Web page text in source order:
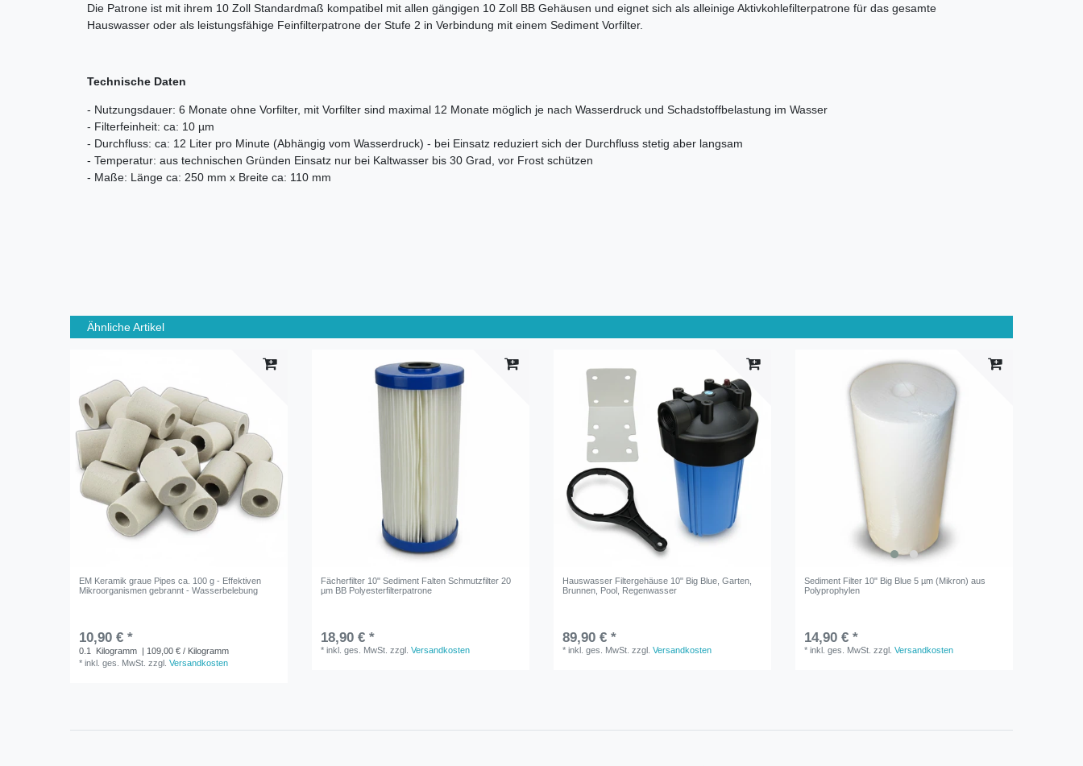
Die Patrone ist mit ihrem 10 Zoll Standardmaß kompatibel mit allen gängigen 10 Zoll BB Gehäusen und eignet sich als alleinige Aktivkohlefilterpatrone für das gesamte
Hauswasser oder als leistungsfähige Feinfilterpatrone der Stufe 2 in Verbindung mit einem Sediment Vorfilter.
Technische Daten
- Nutzungsdauer: 6 Monate ohne Vorfilter, mit Vorfilter sind maximal 12 Monate möglich je nach Wasserdruck und Schadstoffbelastung im Wasser
- Filterfeinheit: ca: 10 µm
- Durchfluss: ca: 12 Liter pro Minute (Abhängig vom Wasserdruck) - bei Einsatz reduziert sich der Durchfluss stetig aber langsam
- Temperatur: aus technischen Gründen Einsatz nur bei Kaltwasser bis 30 Grad, vor Frost schützen
- Maße: Länge ca: 250 mm x Breite ca: 110 mm
Ähnliche Artikel
EM Keramik graue Pipes ca. 100 g - Effektiven
Mikroorganismen gebrannt - Wasserbelebung
10,90 € *
0.1 Kilogramm
| 109,00 € / Kilogramm
*inkl. ges. MwSt. zzgl.Versandkosten
Fächerfilter 10" Sediment Falten Schmutzfilter 20
µm BB Polyesterfilterpatrone
18,90 € *
*inkl. ges. MwSt. zzgl.Versandkosten
Hauswasser Filtergehäuse 10" Big Blue, Garten,
Brunnen, Pool, Regenwasser
89,90 € *
*inkl. ges. MwSt. zzgl.Versandkosten
Sediment Filter 10" Big Blue 5 µm (Mikron) aus
Polyprophylen
14,90 € *
*inkl. ges. MwSt. zzgl.Versandkosten